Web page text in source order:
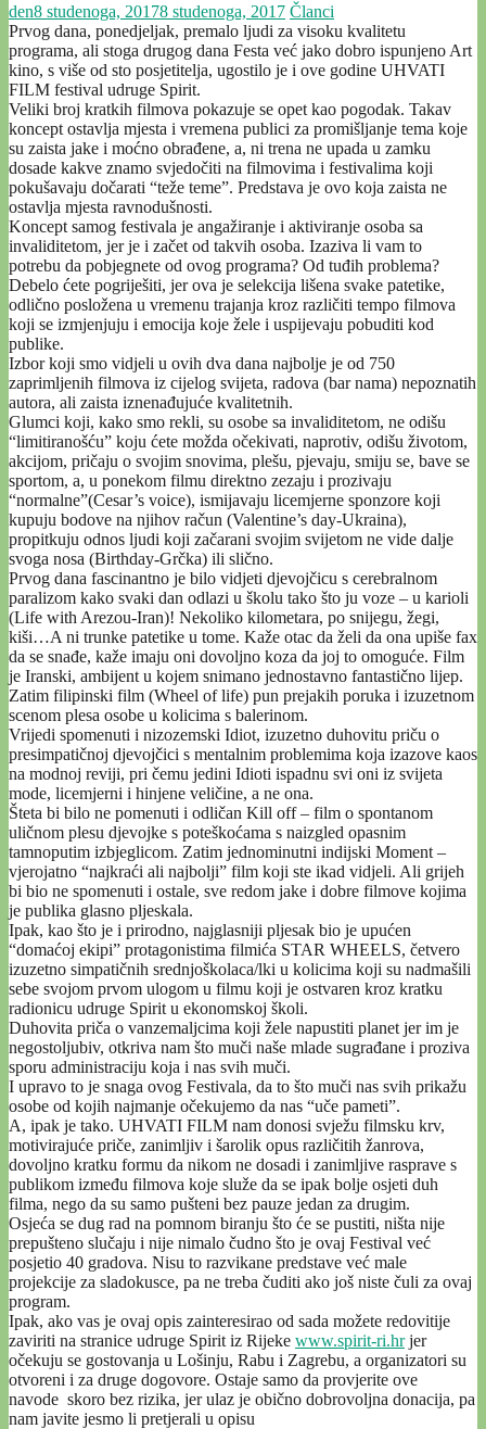
den8 studenoga, 20178 studenoga, 2017 Članci
Prvog dana, ponedjeljak, premalo ljudi za visoku kvalitetu
programa, ali stoga drugog dana Festa već jako dobro ispunjeno Art
kino, s više od sto posjetitelja, ugostilo je i ove godine UHVATI
FILM festival udruge Spirit.
Veliki broj kratkih filmova pokazuje se opet kao pogodak. Takav
koncept ostavlja mjesta i vremena publici za promišljanje tema koje
su zaista jake i moćno obrađene, a, ni trena ne upada u zamku
dosade kakve znamo svjedočiti na filmovima i festivalima koji
pokušavaju dočarati “teže teme”. Predstava je ovo koja zaista ne
ostavlja mjesta ravnodušnosti.
Koncept samog festivala je angažiranje i aktiviranje osoba sa
invaliditetom, jer je i začet od takvih osoba. Izaziva li vam to
potrebu da pobjegnete od ovog programa? Od tuđih problema?
Debelo ćete pogriješiti, jer ova je selekcija lišena svake patetike,
odlično posložena u vremenu trajanja kroz različiti tempo filmova
koji se izmjenjuju i emocija koje žele i uspijevaju pobuditi kod
publike.
Izbor koji smo vidjeli u ovih dva dana najbolje je od 750
zaprimljenih filmova iz cijelog svijeta, radova (bar nama) nepoznatih
autora, ali zaista iznenađujuće kvalitetnih.
Glumci koji, kako smo rekli, su osobe sa invaliditetom, ne odišu
“limitiranošću” koju ćete možda očekivati, naprotiv, odišu životom,
akcijom, pričaju o svojim snovima, plešu, pjevaju, smiju se, bave se
sportom, a, u ponekom filmu direktno zezaju i prozivaju
“normalne”(Cesar’s voice), ismijavaju licemjerne sponzore koji
kupuju bodove na njihov račun (Valentine’s day-Ukraina),
propitkuju odnos ljudi koji začarani svojim svijetom ne vide dalje
svoga nosa (Birthday-Grčka) ili slično.
Prvog dana fascinantno je bilo vidjeti djevojčicu s cerebralnom
paralizom kako svaki dan odlazi u školu tako što ju voze – u karioli
(Life with Arezou-Iran)! Nekoliko kilometara, po snijegu, žegi,
kiši…A ni trunke patetike u tome. Kaže otac da želi da ona upiše fax
da se snađe, kaže imaju oni dovoljno koza da joj to omoguće. Film
je Iranski, ambijent u kojem snimano jednostavno fantastično lijep.
Zatim filipinski film (Wheel of life) pun prejakih poruka i izuzetnom
scenom plesa osobe u kolicima s balerinom.
Vrijedi spomenuti i nizozemski Idiot, izuzetno duhovitu priču o
presimpatičnoj djevojčici s mentalnim problemima koja izazove kaos
na modnoj reviji, pri čemu jedini Idioti ispadnu svi oni iz svijeta
mode, licemjerni i hinjene veličine, a ne ona.
Šteta bi bilo ne pomenuti i odličan Kill off – film o spontanom
uličnom plesu djevojke s poteškoćama s naizgled opasnim
tamnoputim izbjeglicom. Zatim jednominutni indijski Moment –
vjerojatno “najkraći ali najbolji” film koji ste ikad vidjeli. Ali grijeh
bi bio ne spomenuti i ostale, sve redom jake i dobre filmove kojima
je publika glasno pljeskala.
Ipak, kao što je i prirodno, najglasniji pljesak bio je upućen
“domaćoj ekipi” protagonistima filmića STAR WHEELS, četvero
izuzetno simpatičnih srednjoškolaca/lki u kolicima koji su nadmašili
sebe svojom prvom ulogom u filmu koji je ostvaren kroz kratku
radionicu udruge Spirit u ekonomskoj školi.
Duhovita priča o vanzemaljcima koji žele napustiti planet jer im je
negostoljubiv, otkriva nam što muči naše mlade sugrađane i proziva
sporu administraciju koja i nas svih muči.
I upravo to je snaga ovog Festivala, da to što muči nas svih prikažu
osobe od kojih najmanje očekujemo da nas “uče pameti”.
A, ipak je tako. UHVATI FILM nam donosi svježu filmsku krv,
motivirajuće priče, zanimljiv i šarolik opus različitih žanrova,
dovoljno kratku formu da nikom ne dosadi i zanimljive rasprave s
publikom između filmova koje služe da se ipak bolje osjeti duh
filma, nego da su samo pušteni bez pauze jedan za drugim.
Osjeća se dug rad na pomnom biranju što će se pustiti, ništa nije
prepušteno slučaju i nije nimalo čudno što je ovaj Festival već
posjetio 40 gradova. Nisu to razvikane predstave već male
projekcije za sladokusce, pa ne treba čuditi ako još niste čuli za ovaj
program.
Ipak, ako vas je ovaj opis zainteresirao od sada možete redovitije
zaviriti na stranice udruge Spirit iz Rijeke www.spirit-ri.hrjer
očekuju se gostovanja u Lošinju, Rabu i Zagrebu, a organizatori su
otvoreni i za druge dogovore. Ostaje samo da provjerite ove
navode skoro bez rizika, jer ulaz je obično dobrovoljna donacija, pa
nam javite jesmo li pretjerali u opisu